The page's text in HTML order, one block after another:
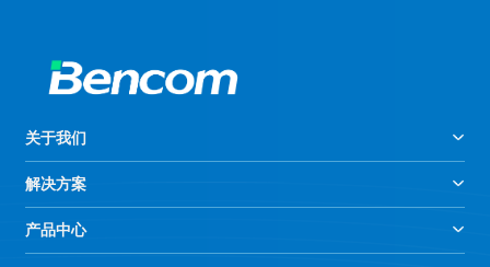
关于我们
解决方案
产品中心